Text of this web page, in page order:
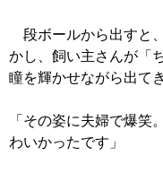
段ボールから出すと
かし、飼い主さんが「
瞳を輝かせながら出て
「その姿に夫婦で爆笑
わいかったです」